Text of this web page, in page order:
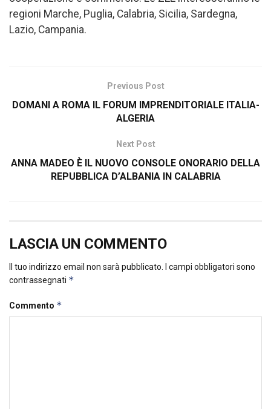
regioni Marche, Puglia, Calabria, Sicilia, Sardegna,
Lazio, Campania.
Previous Post
DOMANI A ROMA IL FORUM IMPRENDITORIALE ITALIA-
ALGERIA
Next Post
ANNA MADEO È IL NUOVO CONSOLE ONORARIO DELLA
REPUBBLICA D’ALBANIA IN CALABRIA
LASCIA UN COMMENTO
Il tuo indirizzo email non sarà pubblicato. I campi obbligatori sono
contrassegnati *
Commento *